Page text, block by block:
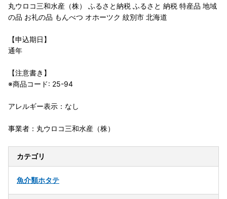
丸ウロコ三和水産（株） ふるさと納税 ふるさと 納税 特産品 地域
の品 お礼の品 もんべつ オホーツク 紋別市 北海道
【申込期日】
通年
【注意書き】
※商品コード: 25-94
アレルギー表示：なし
事業者：丸ウロコ三和水産（株）
カテゴリ
魚介類ホタテ